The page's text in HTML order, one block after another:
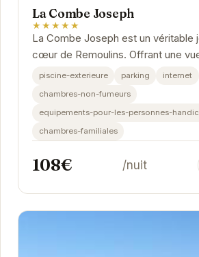
La Combe Joseph
★★★★★
La Combe Joseph est un véritable
cœur de Remoulins. Offrant une
les paysages environnants, cet
piscine-exterieure parking
internet
chambres-non-fumeurs
equipements-pour-les-personnes-
chambres-familiales
108€ /nuit